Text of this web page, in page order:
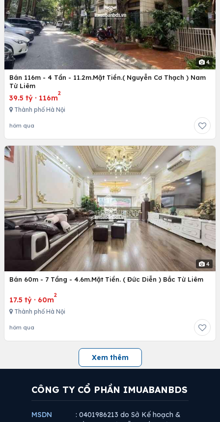
4
Bán 116m - 4 Tần - 11.2m.Mặt Tiền.( Nguyễn Cơ Thạch ) Nam
Từ Liêm
39.5 tỷ · 116m
2
Thành phố Hà Nội
hôm qua
4
Bán 60m - 7 Tầng - 4.6m.Mặt Tiền. ( Đức Diễn ) Bắc Từ Liêm
17.5 tỷ · 60m
2
Thành phố Hà Nội
hôm qua
Xem thêm
CÔNG TY CỔ PHẦN IMUABANBDS
MSDN
: 0401986213 do Sở Kế hoạch &